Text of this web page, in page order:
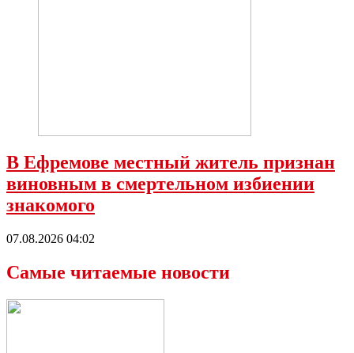
В Ефремове местный житель признан
виновным в смертельном избиении
знакомого
07.08.2026 04:02
Самые читаемые новости